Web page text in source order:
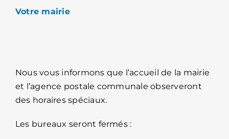
Votre mairie
Nous vous informons que l’accueil de la mairie
et l’agence postale communale observeront
des horaires spéciaux.
Les bureaux seront fermés :